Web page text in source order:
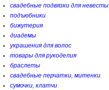
свадебные подвязки для невесты
подъюбники
бижутерия
диадемы
украшения для волос
товары для рукоделия
браслеты
свадебные перчатки, митенки
сумочки, клатчи